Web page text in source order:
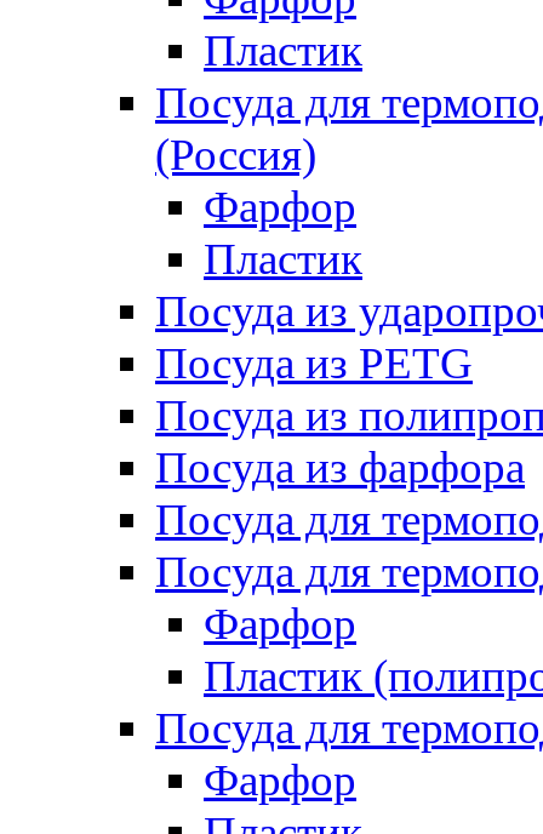
Пластик
Посуда для
(Россия)
Фарфор
Пластик
Посуда из
Посуда из PETG
Посуда из
Посуда из фарфора
Посуда для
Посуда для
Фарфор
Пластик
Посуда для
Фарфор